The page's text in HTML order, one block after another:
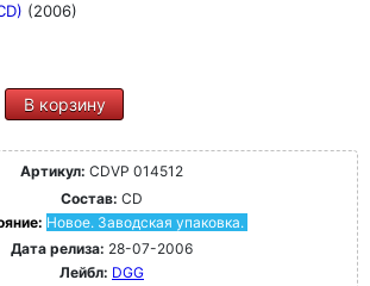
(2006)
В корзину
Артикул: CDVP 014512
Состав: CD
Новое. Заводская упаковка.
Дата релиза: 28-07-2006
Лейбл: DGG